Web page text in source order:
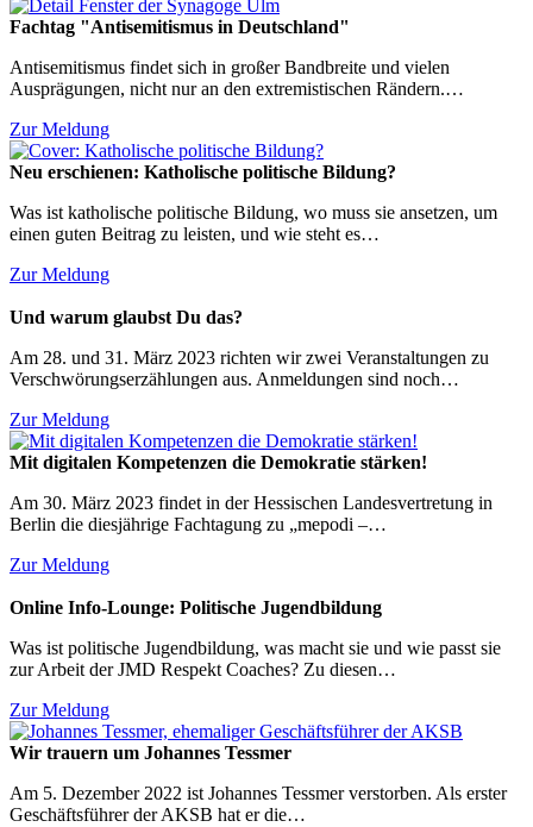
Fachtag "Antisemitismus in Deutschland"
Antisemitismus findet sich in großer Bandbreite und vielen
Ausprägungen, nicht nur an den extremistischen Rändern.…
Zur Meldung
Neu erschienen: Katholische politische Bildung?
Was ist katholische politische Bildung, wo muss sie ansetzen, um
einen guten Beitrag zu leisten, und wie steht es…
Zur Meldung
Und warum glaubst Du das?
Am 28. und 31. März 2023 richten wir zwei Veranstaltungen zu
Verschwörungserzählungen aus. Anmeldungen sind noch…
Zur Meldung
Mit digitalen Kompetenzen die Demokratie stärken!
Am 30. März 2023 findet in der Hessischen Landesvertretung in
Berlin die diesjährige Fachtagung zu „mepodi –…
Zur Meldung
Online Info-Lounge: Politische Jugendbildung
Was ist politische Jugendbildung, was macht sie und wie passt sie
zur Arbeit der JMD Respekt Coaches? Zu diesen…
Zur Meldung
Wir trauern um Johannes Tessmer
Am 5. Dezember 2022 ist Johannes Tessmer verstorben. Als erster
Geschäftsführer der AKSB hat er die…